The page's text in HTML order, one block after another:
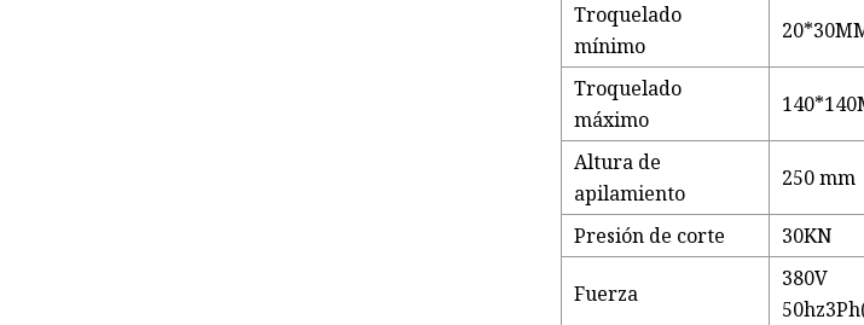
Troquelado
mínimo
Troquelado
máximo
Altura de
apilamiento
250 mm
Presión de corte 30KN
Fuerza
380V